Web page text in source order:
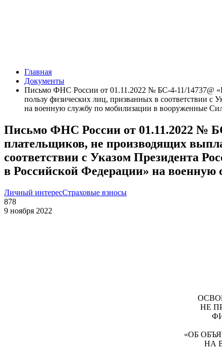
Главная
Документы
Письмо ФНС России от 01.11.2022 № БС-4-11/14737@
пользу физических лиц, призванных в соответствии с
на военную службу по мобилизации в вооруженные
Письмо ФНС России от 01.11.2022 №
плательщиков, не производящих
соответствии с Указом Президента
в Российской Федерации» на
Личный интересСтраховые взносы
878
9 ноября 2022
НЕ
«ОБ
НА